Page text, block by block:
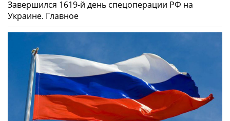
Завершился 1619-й день спецоперации РФ на
Украине. Главное